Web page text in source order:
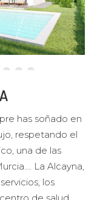
has soñado en
respetando el
una de las
La Alcayna,
los